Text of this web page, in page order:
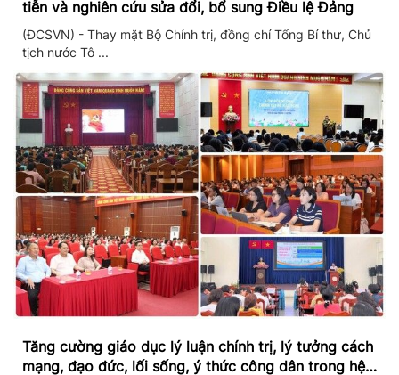
tiễn và nghiên cứu sửa đổi, bổ sung Điều lệ Đảng
(ĐCSVN) - Thay mặt Bộ Chính trị, đồng chí Tổng Bí thư, Chủ
tịch nước Tô ...
Tăng cường giáo dục lý luận chính trị, lý tưởng cách
mạng, đạo đức, lối sống, ý thức công dân trong hệ